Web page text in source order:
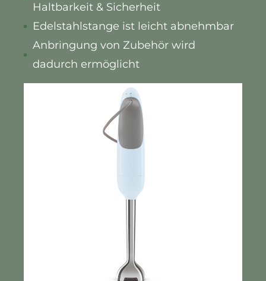
Haltbarkeit & Sicherheit
Edelstahlstange ist leicht abnehmbar
Anbringung von Zubehör wird
dadurch ermöglicht